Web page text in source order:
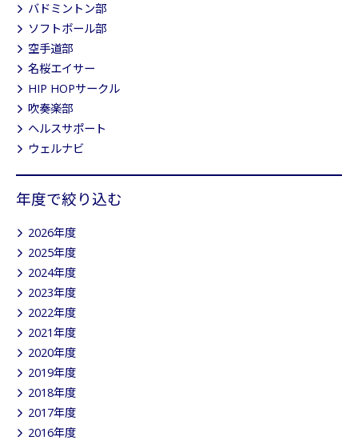
バドミントン部
ソフトボール部
空手道部
名桜エイサー
HIP HOPサークル
吹奏楽部
ヘルスサポート
ウェルナビ
年度で絞り込む
2026年度
2025年度
2024年度
2023年度
2022年度
2021年度
2020年度
2019年度
2018年度
2017年度
2016年度